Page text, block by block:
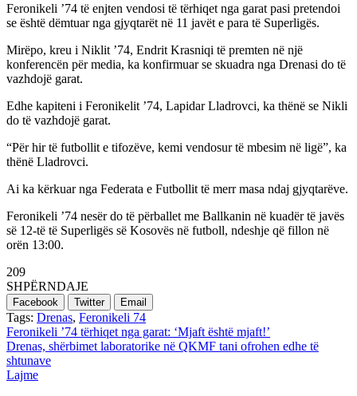
Feronikeli ’74 të enjten vendosi të tërhiqet nga garat pasi pretendoi
se është dëmtuar nga gjyqtarët në 11 javët e para të Superligës.
Mirëpo, kreu i Niklit ’74, Endrit Krasniqi të premten në një
konferencën për media, ka konfirmuar se skuadra nga Drenasi do të
vazhdojë garat.
Edhe kapiteni i Feronikelit ’74, Lapidar Lladrovci, ka thënë se Nikli
do të vazhdojë garat.
“Për hir të futbollit e tifozëve, kemi vendosur të mbesim në ligë”, ka
thënë Lladrovci.
Ai ka kërkuar nga Federata e Futbollit të merr masa ndaj gjyqtarëve.
Feronikeli ’74 nesër do të përballet me Ballkanin në kuadër të javës
së 12-të të Superligës së Kosovës në futboll, ndeshje që fillon në
orën 13:00.
209
SHPËRNDAJE
Facebook Twitter Email
Tags: Drenas, Feronikeli 74
Post
navigation
Feronikeli ’74 tërhiqet nga garat: ‘Mjaft është mjaft!’
Drenas, shërbimet laboratorike në QKMF tani ofrohen edhe të
shtunave
Lajme